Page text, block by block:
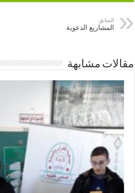
السابق
المشاريع الدعوية
مقالات مشابهة